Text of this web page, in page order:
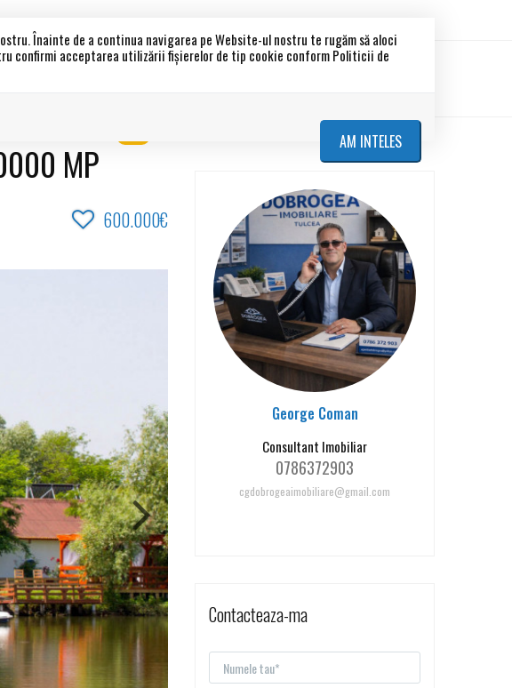
Înainte de a continua navigarea pe Website-ul nostru te rugăm să aloci
confirmi acceptarea utilizării fişierelor de tip cookie conform Politicii de
AM INTELES
MP
600.000€
George Coman
Consultant Imobiliar
0786372903
cgdobrogeaimobiliare@gmail.com
Contacteaza-ma